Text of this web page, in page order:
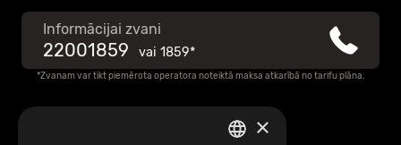
Informācijai zvani
22001859 vai 1859*
*Zvanam var tikt piemērota operatora noteiktā maksa atkarībā no tarifu plāna.
×